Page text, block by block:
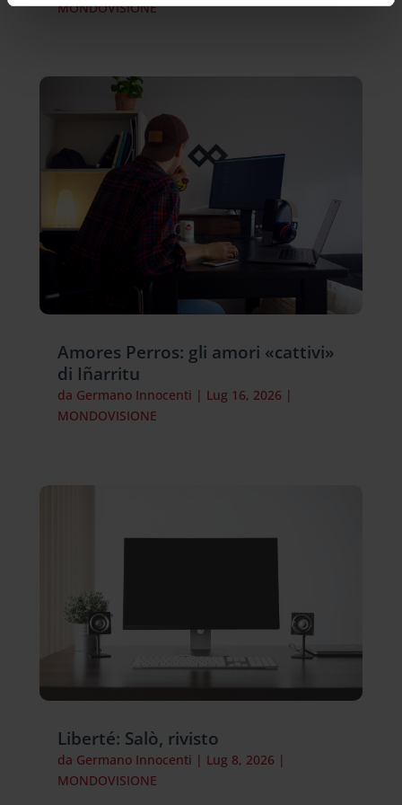
MONDOVISIONE
Amores Perros: gli amori «cattivi»
di Iñarritu
da Germano Innocenti | Lug 16, 2026 |
MONDOVISIONE
Liberté: Salò, rivisto
da Germano Innocenti | Lug 8, 2026 |
MONDOVISIONE